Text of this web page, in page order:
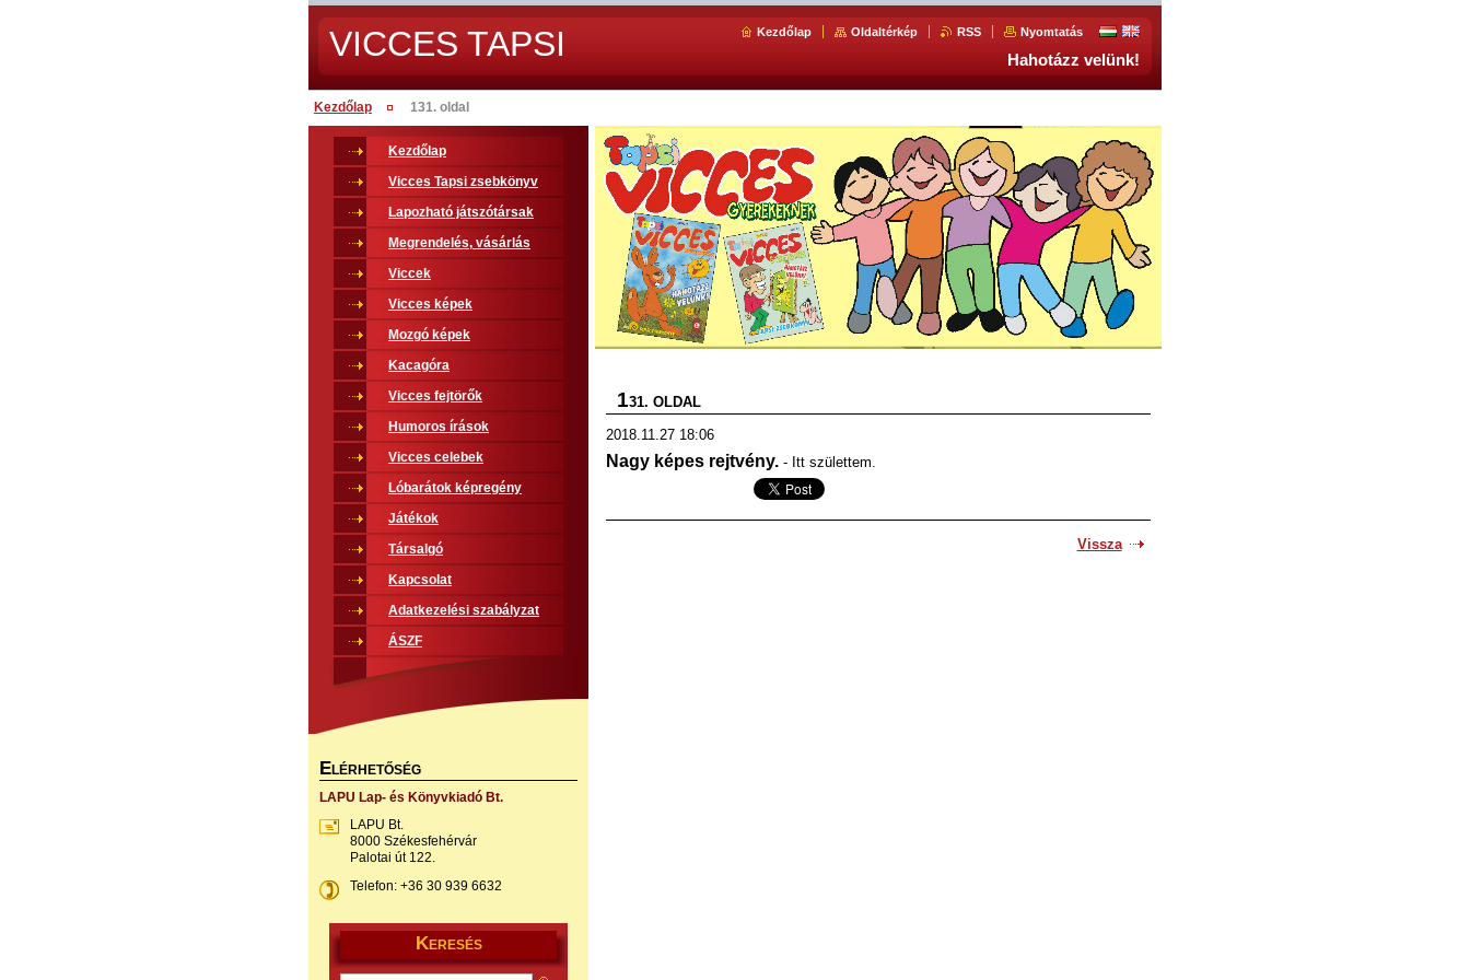
VICCES TAPSI Kezdőlap Oldaltérkép RSS Nyomtatás
Hahotázz velünk!
Kezdőlap 131. oldal
131. OLDAL
2018.11.27 18:06
Nagy képes rejtvény. - Itt születtem.
Vissza
Kezdőlap
Vicces Tapsi zsebkönyv
Lapozható játszótársak
Megrendelés, vásárlás
Viccek
Vicces képek
Mozgó képek
Kacagóra
Vicces fejtörők
Humoros írások
Vicces celebek
Lóbarátok képregény
Játékok
Társalgó
Kapcsolat
Adatkezelési szabályzat
ÁSZF
ELÉRHETŐSÉG
LAPU Lap- és Könyvkiadó Bt.
LAPU Bt.
8000 Székesfehérvár
Palotai út 122.
Telefon: +36 30 939 6632
KERESÉS